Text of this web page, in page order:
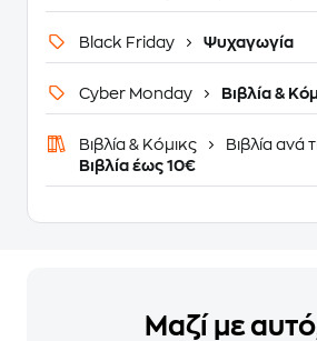
Black Friday Ψυχαγωγία
Cyber Monday Βιβλία &
Βιβλία & Κόμικς
Βιβλία ανά
Βιβλία έως 10€
Μαζί με